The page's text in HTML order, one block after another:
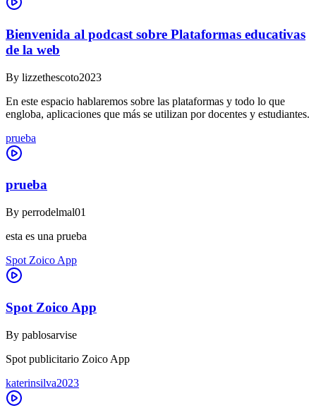
Bienvenida al podcast sobre Plataformas educativas
de la web
By lizzethescoto2023
En este espacio hablaremos sobre las plataformas y todo lo que
engloba, aplicaciones que más se utilizan por docentes y estudiantes.
prueba
prueba
By perrodelmal01
esta es una prueba
Spot Zoico App
Spot Zoico App
By pablosarvise
Spot publicitario Zoico App
katerinsilva2023